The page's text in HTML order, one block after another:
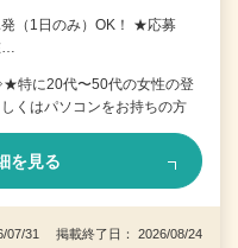
（1日のみ）OK！ ★応募
…
特に20代〜50代の女性の登
くはパソコンをお持ちの方
を見る
07/31 掲載終了日： 2026/08/24